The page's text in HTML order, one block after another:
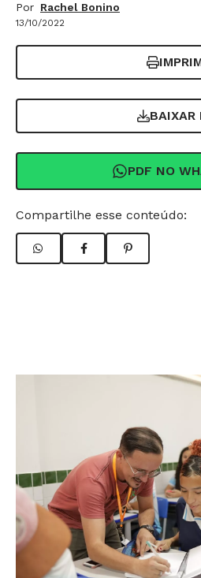
Por Rachel Bonino
13/10/2022
BAIXAR
PDF NO
Compartilhe esse conteúdo: